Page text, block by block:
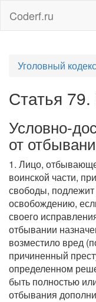
Coderf.ru
Уголовный
Статья
Условно-
от
1. Лицо,
воинской части,
свободы,
освобождению,
своего
отбывании
возместило вред
причиненный
определенном
быть полностью
отбывания